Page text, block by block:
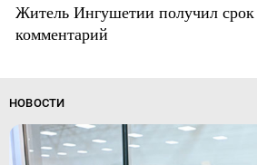
Житель Ингушетии получил срок
комментарий
НОВОСТИ